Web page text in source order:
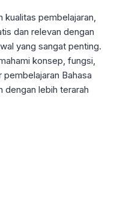
kualitas pembelajaran,
dan relevan dengan
yang sangat penting.
konsep, fungsi,
pembelajaran Bahasa
dengan lebih terarah